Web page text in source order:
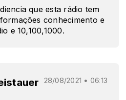
que esta rádio tem
conhecimento e
e 10,100,1000.
28/08/2021 • 06:13